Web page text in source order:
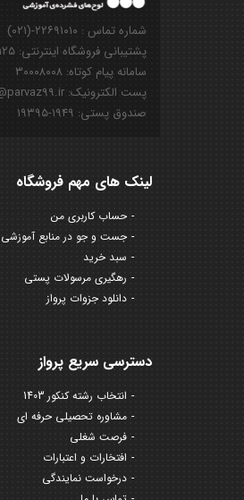
شماره تماس : ۲۲۶۹۱۰۱۰-(۰۲۱)
پشتیبانی فروشگاه اینترنتی: ۰۹۱۲۸۵۰۱۱۲۵
سامانه پیام کوتاه: ۳۰۰۰۸۰۰۸
پست الکترونیک: info@parvaz99.ir
صندوق پستی: ۱۹۴۹-۱۹۳۹۵
لینک های مهم فروشگاه
حساب کاربری من
جست و جو در منابع آموزشی
سبد خرید
رهگیری مرسولات پستی
دانلود جزوات پرواز
دسترسی سریع پرواز
انتخاب رشته کنکور 1403
مشاوره تحصیلی حرفه ای
فرصت شغلی
افتخارات و اعتبارات
درخواست نمایندگی